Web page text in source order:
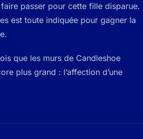
passer pour cette fille disparue.
est toute indiquée pour gagner la
que les murs de Candleshoe
plus grand : l’affection d’une